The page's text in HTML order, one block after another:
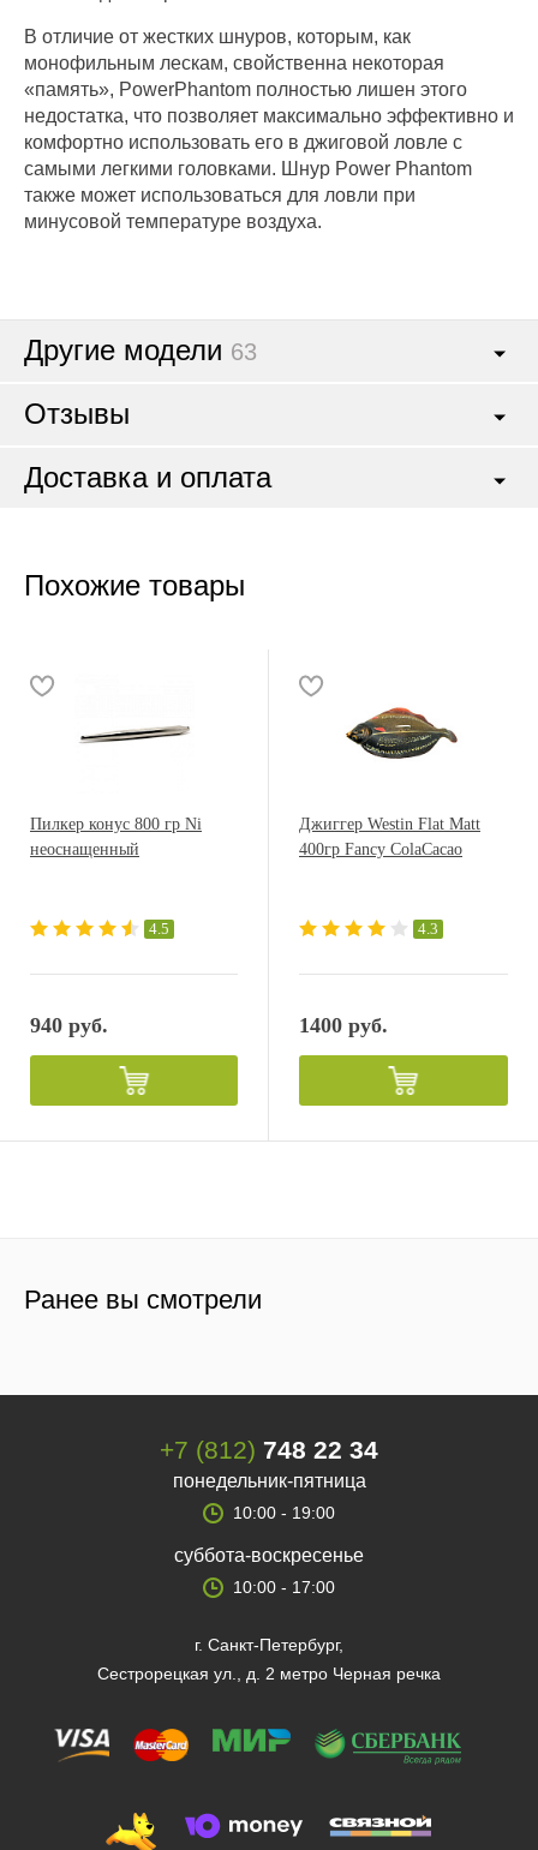
В отличие от жестких шнуров, которым, как
монофильным лескам, свойственна некоторая
«память», PowerPhantom полностью лишен этого
недостатка, что позволяет максимально эффективно и
комфортно использовать его в джиговой ловле с
самыми легкими головками. Шнур Power Phantom
также может использоваться для ловли при
минусовой температуре воздуха.
Другие модели 63
Отзывы
Доставка и оплата
Похожие товары
Пилкер конус 800 гр Ni
неоснащенный
4.5
940 руб.
Джиггер Westin Flat Matt
400гр Fancy ColaCacao
4.3
1400 руб.
Ранее вы смотрели
+7 (812) 748 22 34
понедельник-пятница
10:00 - 19:00
суббота-воскресенье
10:00 - 17:00
г. Санкт-Петербург,
Сестрорецкая ул., д. 2 метро Черная речка